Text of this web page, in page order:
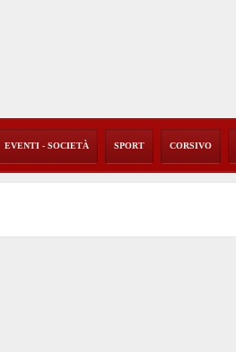
EVENTI - SOCIETÀ SPORT CORSIVO